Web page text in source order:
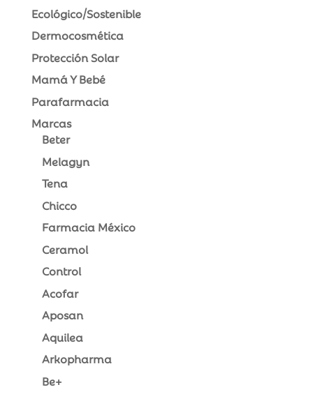
Ecológico/Sostenible
Dermocosmética
Protección Solar
Mamá Y Bebé
Parafarmacia
Marcas
Beter
Melagyn
Tena
Chicco
Farmacia México
Ceramol
Control
Acofar
Aposan
Aquilea
Arkopharma
Be+